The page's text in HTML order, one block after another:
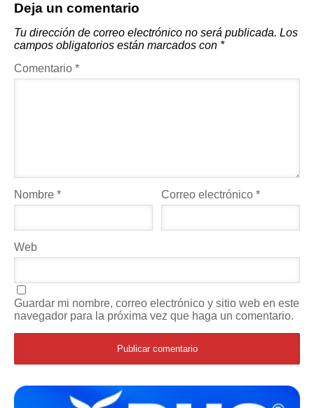
Deja un comentario
Tu dirección de correo electrónico no será publicada. Los
campos obligatorios están marcados con *
Comentario *
Nombre * Correo electrónico*
Web
Guardar mi nombre, correo electrónico y sitio web en este
navegador para la próxima vez que haga un comentario.